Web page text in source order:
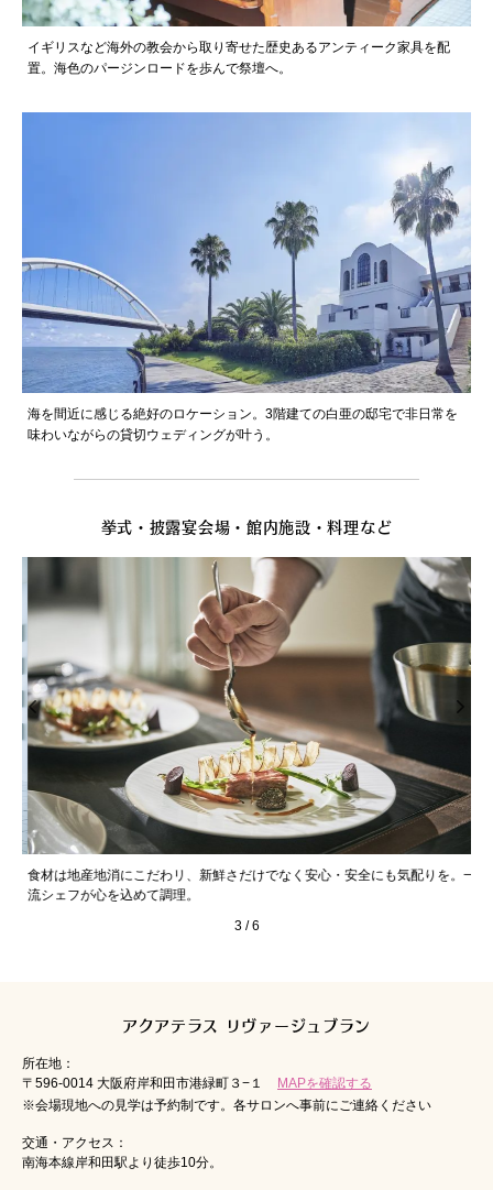
イギリスなど海外の教会から取り寄せた歴史あるアンティーク家具を配
置。海色のパージンロードを歩んで祭壇へ。
海を間近に感じる絶好のロケーション。3階建ての白亜の邸宅で非日常を
味わいながらの貸切ウェディングが叶う。
挙式・披露宴会場・館内施設・料理など
食材は地産地消にこだわリ、新鮮さだけでなく安心・安全にも気配りを。一
流シェフが心を込めて調理。
3/6
アクアテラス リヴァージュブラン
所在地：
〒596-0014 大阪府岸和田市港緑町３−１
MAPを確認する
※会場現地への見学は予約制です。各サロンへ事前にご連絡ください
交通・アクセス：
南海本線岸和田駅より徒歩10分。